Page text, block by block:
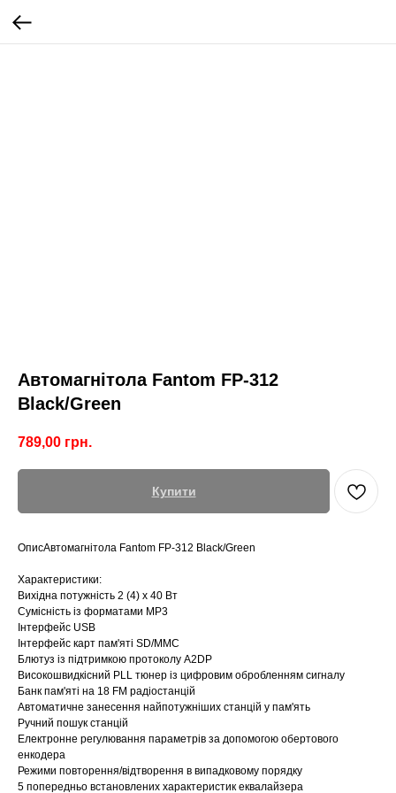
Автомагнітола Fantom FP-312
Black/Green
789,00 грн.
Купити
ОписАвтомагнітола Fantom FP-312 Black/Green
Характеристики:
Вихідна потужність 2 (4) х 40 Вт
Сумісність із форматами MP3
Інтерфейс USB
Інтерфейс карт пам'яті SD/MMC
Блютуз із підтримкою протоколу A2DP
Високошвидкісний PLL тюнер із цифровим обробленням сигналу
Банк пам'яті на 18 FM радіостанцій
Автоматичне занесення найпотужніших станцій у пам'ять
Ручний пошук станцій
Електронне регулювання параметрів за допомогою обертового
енкодера
Режими повторення/відтворення в випадковому порядку
5 попередньо встановлених характеристик еквалайзера